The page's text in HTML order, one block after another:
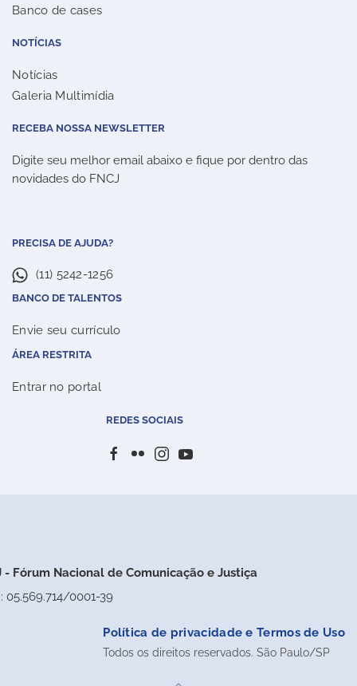
Banco de cases
NOTÍCIAS
Notícias
Galeria Multimídia
RECEBA NOSSA NEWSLETTER
Digite seu melhor email abaixo e fique por dentro das
novidades do FNCJ
PRECISA DE AJUDA?
(11) 5242-1256
BANCO DE TALENTOS
Envie seu currículo
ÁREA RESTRITA
Entrar no portal
REDES SOCIAIS
- Fórum Nacional de Comunicação e Justiça
05.569.714/0001-39
Política de privacidade e Termos de Uso
Todos os direitos reservados. São Paulo/SP